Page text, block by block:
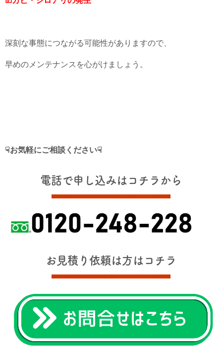
深刻な事態につながる可能性がありますので、
早めのメンテナンスを心がけましょう。
☟お気軽にご相談ください☟
電話で申し込みはコチラから
お見積り依頼は方はコチラ